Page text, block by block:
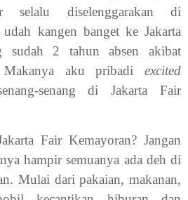
selalu diselenggarakan di
kangen banget ke Jakarta
sudah 2 tahun absen akibat
aku pribadi excited
senang di Jakarta Fair
Fair Kemayoran? Jangan
hampir semuanya ada deh di
Mulai dari pakaian, makanan,